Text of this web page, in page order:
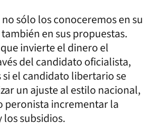
sólo los conoceremos en su
en sus propuestas.
invierte el dinero el
del candidato oficialista,
el candidato libertario se
un ajuste al estilo nacional,
peronista incrementar la
los subsidios.